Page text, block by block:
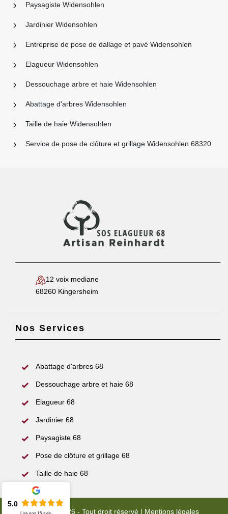
Paysagiste Widensohlen
Jardinier Widensohlen
Entreprise de pose de dallage et pavé Widensohlen
Elagueur Widensohlen
Dessouchage arbre et haie Widensohlen
Abattage d'arbres Widensohlen
Taille de haie Widensohlen
Service de pose de clôture et grillage Widensohlen 68320
12 voix mediane
68260 Kingersheim
Nos Services
Abattage d'arbres 68
Dessouchage arbre et haie 68
Elagueur 68
Jardinier 68
Paysagiste 68
Pose de clôture et grillage 68
Taille de haie 68
© 2022 - 2026 - Tout droit réservé | Mentions légales
5.0